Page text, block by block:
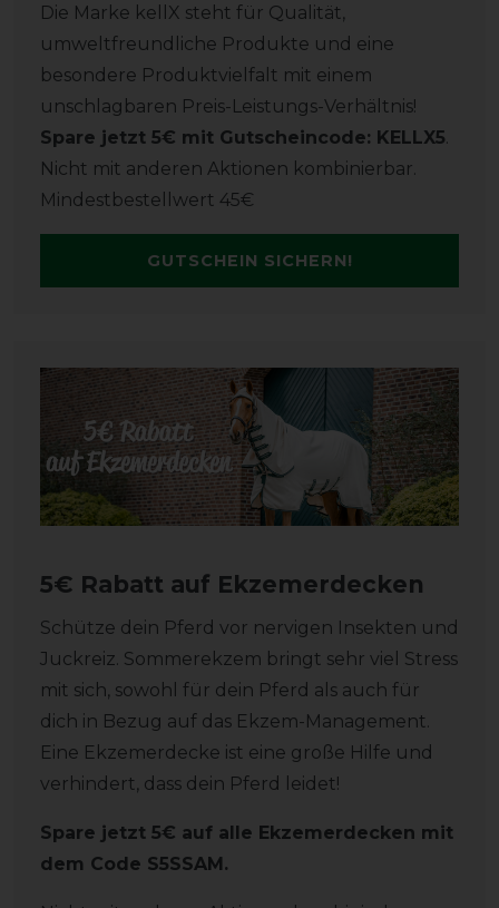
Die Marke kellX steht für Qualität,
umweltfreundliche Produkte und eine
besondere Produktvielfalt mit einem
unschlagbaren Preis-Leistungs-Verhältnis!
Spare jetzt 5€ mit Gutscheincode: KELLX5.
Nicht mit anderen Aktionen kombinierbar.
Mindestbestellwert 45€
GUTSCHEIN SICHERN!
5€ Rabatt auf Ekzemerdecken
Schütze dein Pferd vor nervigen Insekten und
Juckreiz. Sommerekzem bringt sehr viel Stress
mit sich, sowohl für dein Pferd als auch für
dich in Bezug auf das Ekzem-Management.
Eine Ekzemerdecke ist eine große Hilfe und
verhindert, dass dein Pferd leidet!
Spare jetzt 5€ auf alle Ekzemerdecken mit
dem Code S5SSAM.